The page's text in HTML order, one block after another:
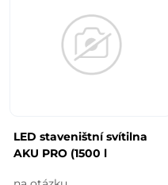
LED staveništní svítilna
AKU PRO (1500 l